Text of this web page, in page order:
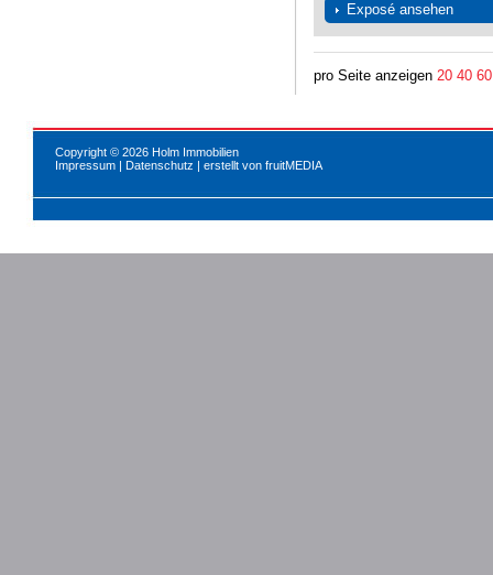
Exposé ansehen
pro Seite anzeigen 20 40 60
Copyright © 2026 Holm Immobilien
Impressum | Datenschutz | erstellt von fruitMEDIA